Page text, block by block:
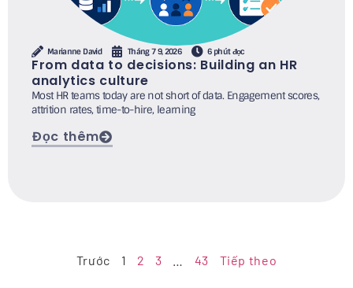
Marianne David Tháng 7 9, 2026 6 phút đọc
From data to decisions: Building an HR
analytics culture
Most HR teams today are not short of data. Engagement scores,
attrition rates, time-to-hire, learning
Đọc thêm
Trước 1 2 3 43 Tiếp theo